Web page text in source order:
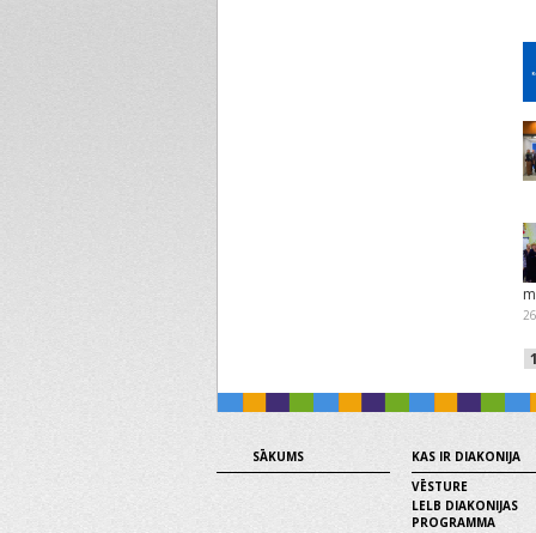
SĀKUMS
KAS IR DIAKONIJA
VĒSTURE
LELB DIAKONIJAS
PROGRAMMA